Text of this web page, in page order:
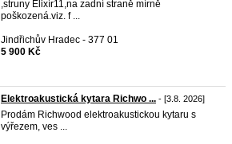
,struny Elixír11,na zadní straně mírně
poškozená.viz. f ...
Jindřichův Hradec - 377 01
5 900 Kč
Elektroakustická kytara Richwo ... - [3.8. 2026]
Prodám Richwood elektroakustickou kytaru s
výřezem, ves ...